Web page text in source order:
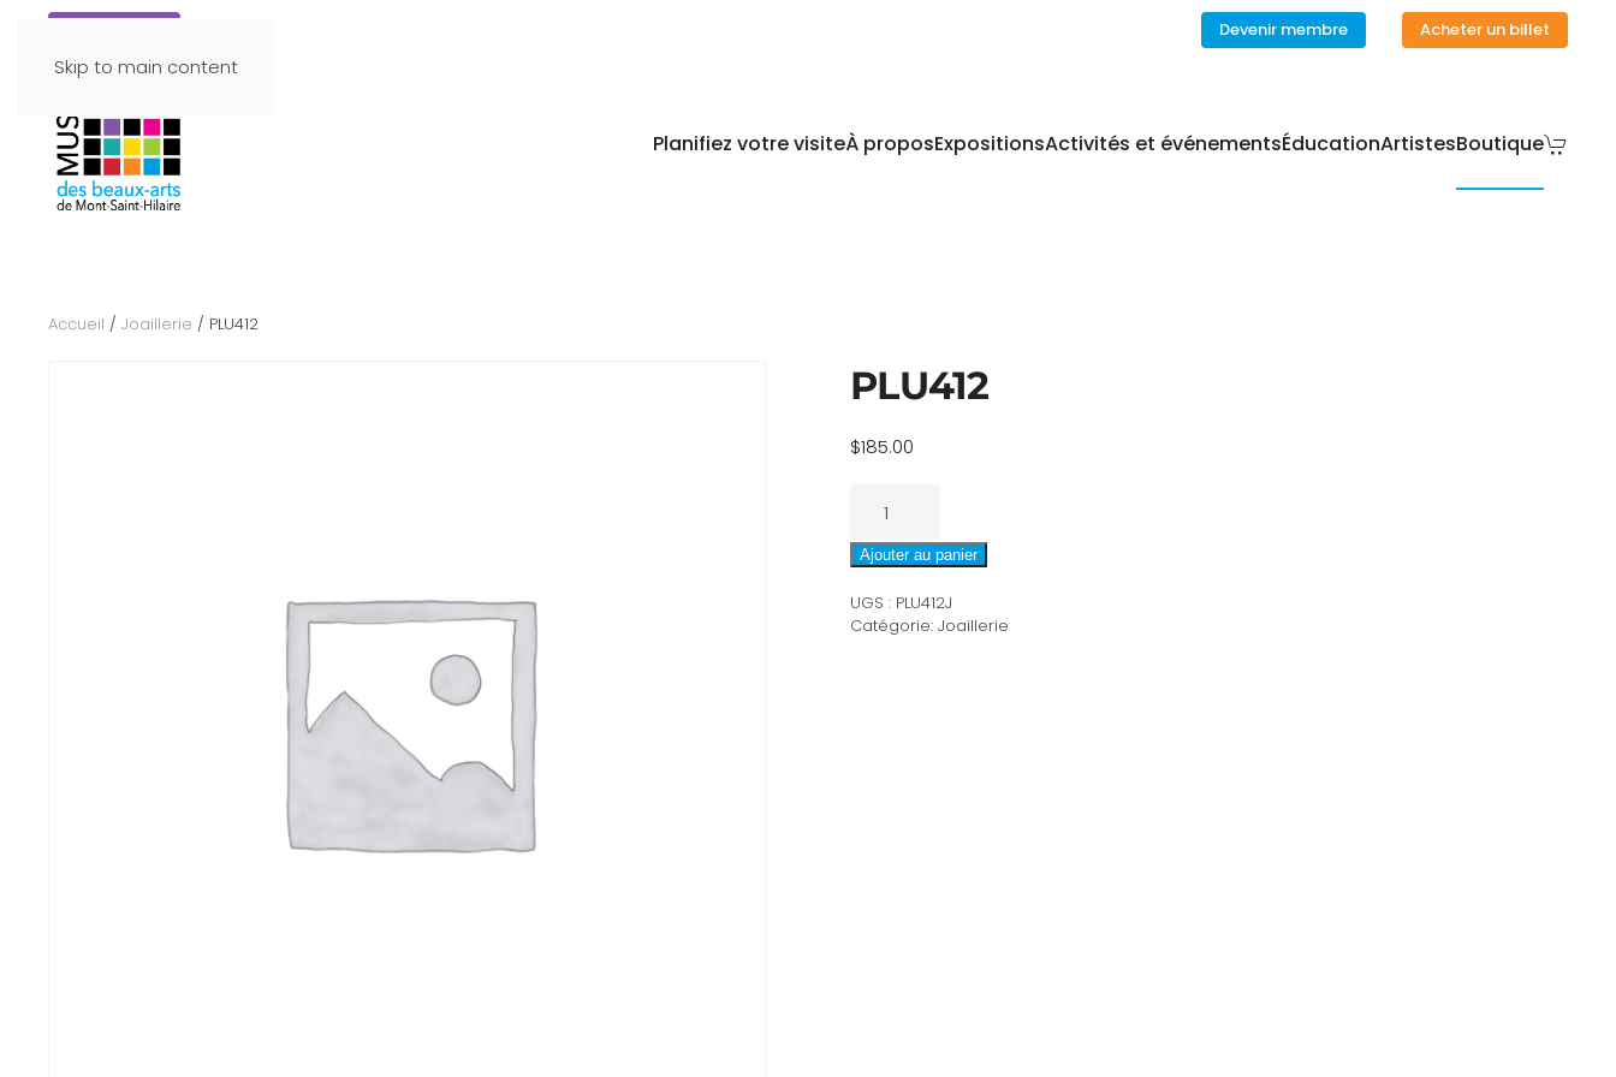
Skip to main content
Devenir membre Acheter un billet
Planifiez votre visiteÀ proposExpositionsActivités et événementsÉducationArtistesBoutique
Accueil / Joaillerie / PLU412
PLU412
$185.00
PLU412
Ajouter au panier
UGS : PLU412J
Catégorie: Joaillerie